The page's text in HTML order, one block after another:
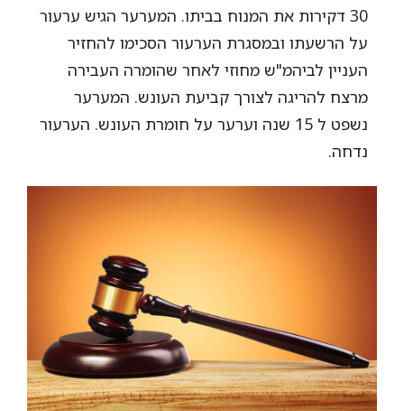
30 דקירות את המנוח בביתו. המערער הגיש ערעור
על הרשעתו ובמסגרת הערעור הסכימו להחזיר
העניין לביהמ"ש מחוזי לאחר שהומרה העבירה
מרצח להריגה לצורך קביעת העונש. המערער
נשפט ל 15 שנה וערער על חומרת העונש. הערעור
נדחה.